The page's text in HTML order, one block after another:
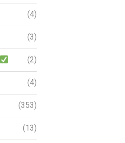
(4)
(3)
(2)
(4)
(353)
(13)